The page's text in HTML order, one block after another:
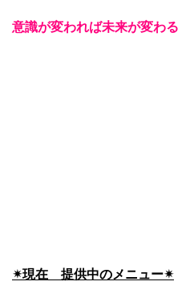
意識が変われば未来が変わる
✴︎現在 提供中のメニュー✴︎